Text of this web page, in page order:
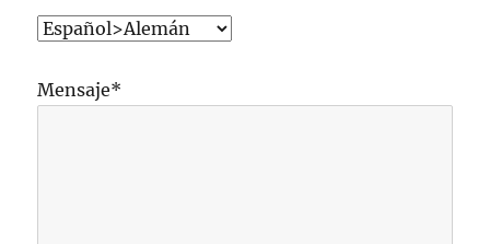
Mensaje*